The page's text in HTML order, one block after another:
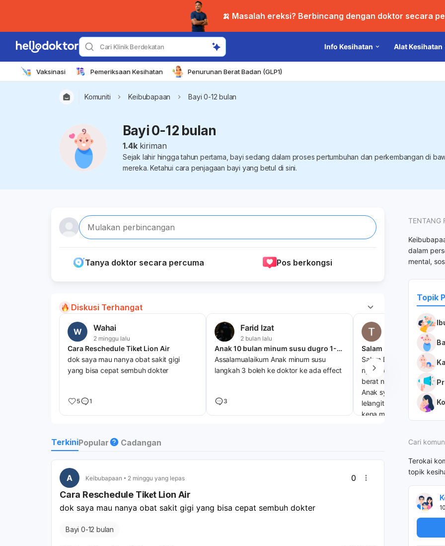
🍌 Masalah ereksi? Berbincang dengan doktor secara
Cari Klinik Berdekatan Info Kesihatan Alat Kesihatan
Vaksinasi Pemeriksaan Kesihatan Penurunan Berat Badan (GLP1)
Komuniti Keibubapaan Bayi 0-12 bulan
Bayi 0-12 bulan
1.4k kiriman
Sejak lahir hingga tahun pertama, bayi sedang dalam proses pertumbuhan dan perkembangan di
mereka. Ketahui cara penjagaan bayi yang betul di sini.
Mulakan perbincangan
Tanya doktor secara percuma Pos berkongsi
Diskusi Terhangat
W Wahai
2 minggu lalu
Cara Reschedule Tik𝐞t Lion Air
dok saya mau nanya obat sakit gigi
yang bisa cepat sembuh dokter
5 1
Farid Izat
2 bulan lalu
Anak 10 bulan minum susu dugro 1-3 tahun langkah 3
Assalamualaikum Anak minum susu
langkah 3 boleh ke doktor ke ada effect
3
Timakjadz
Salam Dr.. Sya mahu
nya 2bulan sudah.. Bbl
berat nya baru 3. 3
Anak sy mempunyai
lelangit dn tongue tie..
kena mengena dngn
TerkiniPopular Cadangan
A Keibubapaan 2 minggu yang lepas 0
Cara Reschedule Tik𝐞t Lion Air
dok saya mau nanya obat sakit gigi yang bisa cepat sembuh dokter
Bayi 0-12 bulan
TENTANG
dalam
mental,
Topik
Cari
Terokai
topik
10